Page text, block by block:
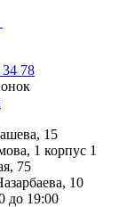
78
15
1 корпус 1
75
10
до 19:00